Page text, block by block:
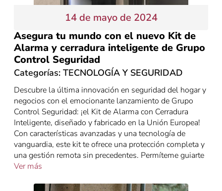
14 de mayo de 2024
Asegura tu mundo con el nuevo Kit de
Alarma y cerradura inteligente de Grupo
Control Seguridad
Categorías: TECNOLOGÍA Y SEGURIDAD
Descubre la última innovación en seguridad del hogar y
negocios con el emocionante lanzamiento de Grupo
Control Seguridad: ¡el Kit de Alarma con Cerradura
Inteligente, diseñado y fabricado en la Unión Europea!
Con características avanzadas y una tecnología de
vanguardia, este kit te ofrece una protección completa y
una gestión remota sin precedentes. Permíteme guiarte
Ver más